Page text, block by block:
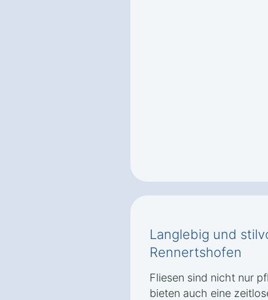
Langlebig und
Rennertshofen
Fliesen sind nicht nur
bieten auch eine